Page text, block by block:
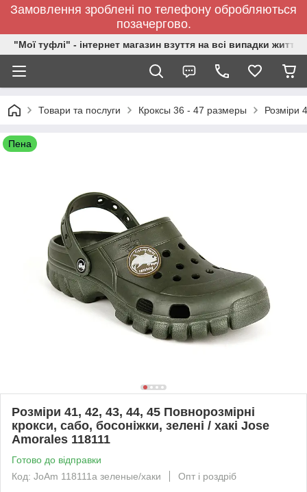
Замовлення зроблені по телефону обробляються
позачергово.
"Мої туфлі" - інтернет магазин взуття на всі випадки життя.
Товари та послуги Кроксы 36 - 47 размеры Розміри
Пена
Розміри 41, 42, 43, 44, 45 Повнорозмірні
крокси, сабо, босоніжки, зелені / хакі Jose
Amorales 118111
Готово до відправки
Код: JoAm 118111a зеленые/хаки
Опт і роздріб